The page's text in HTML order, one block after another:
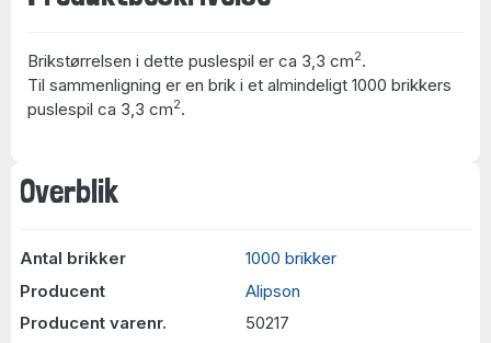
Overblik
Antal brikker
1000 brikker
Producent
Alipson
Producent varenr.
50217
Brikstørrelsen i dette puslespil er ca 3,3 cm2.
Til sammenligning er en brik i et almindeligt 1000 brikkers
puslespil ca 3,3 cm2.